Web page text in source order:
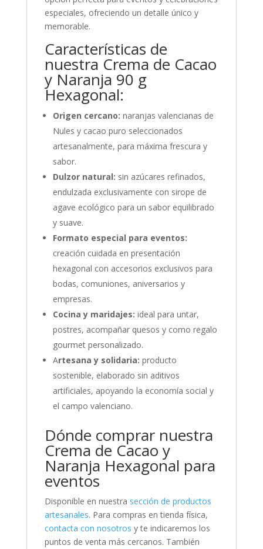
especiales, ofreciendo un detalle único y
memorable.
Características de
nuestra Crema de Cacao
y Naranja 90 g
Hexagonal:
Origen cercano: naranjas valencianas de
Nules y cacao puro seleccionados
artesanalmente, para máxima frescura y
sabor.
Dulzor natural: sin azúcares refinados,
endulzada exclusivamente con sirope de
agave ecológico para un sabor equilibrado
y suave.
Formato especial para eventos:
creación cuidada en presentación
hexagonal con accesorios exclusivos para
bodas, comuniones, aniversarios y
empresas.
Cocina y maridajes: ideal para untar,
postres, acompañar quesos y como regalo
gourmet personalizado.
Artesana y solidaria: producto
sostenible, elaborado sin aditivos
artificiales, apoyando la economía social y
el campo valenciano.
Dónde comprar nuestra
Crema de Cacao y
Naranja Hexagonal para
eventos
Disponible en nuestra sección de productos
artesanales. Para compras en tienda física,
contacta con nosotros y te indicaremos los
puntos de venta más cercanos. También